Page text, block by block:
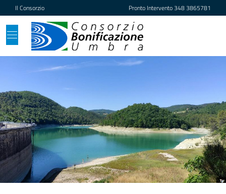
Vai ai contenuti
Vai al footer
Il Consorzio Pronto Intervento348 3865781